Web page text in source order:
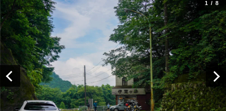
1/ 8